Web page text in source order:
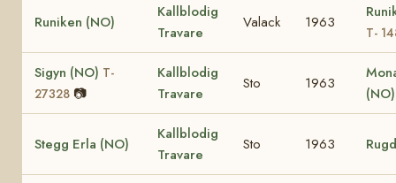
Runiken (NO)
Kallblodig
Travare
Valack 1963
T-
Sigyn (NO) T-
27328 📷
Kallblodig
Travare
Sto 1963
Stegg Erla (NO)
Kallblodig
Travare
Sto 1963